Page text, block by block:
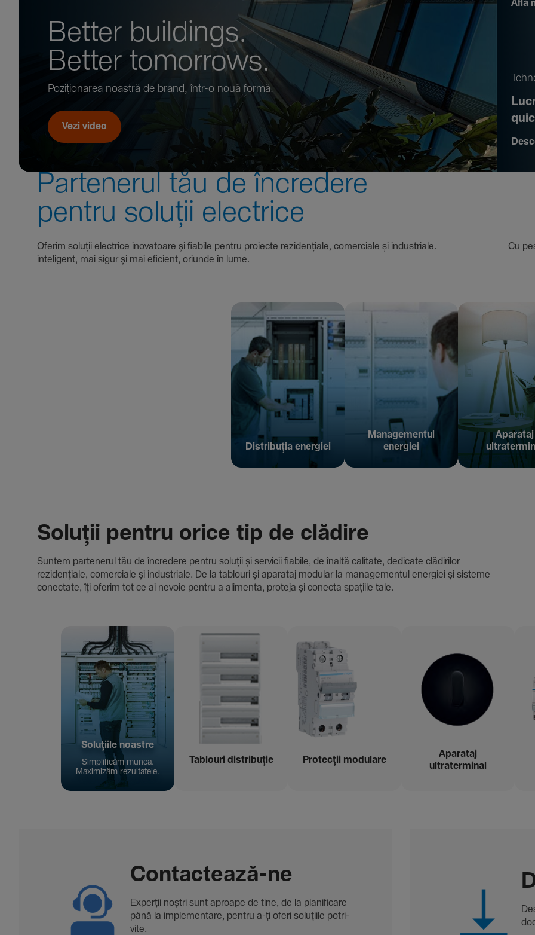
Better buil­dings.
Better tomor­rows.
Pozi­țio­narea noastră de brand, într-o nouă formă.
Vezi video
Află
Parte­nerul tău de încre­dere
pentru soluții electrice
Oferim soluții electrice inova­toare și fiabile pentru proiecte rezi­den­țiale, comer­ciale și indus­triale. Cu peste
inte­li­gent, mai sigur și mai eficient, oriunde în lume.
Distribuția energiei
Managementul
energiei
Aparataj
Soluții pentru orice tip de clădire
Suntem parte­nerul tău de încre­dere pentru soluții și servicii fiabile, de înaltă cali­tate, dedi­cate clădi­rilor
rezi­den­țiale, comer­ciale și indus­triale. De la tablouri și aparataj modular la managementul energiei și sisteme
conec­tate, îți oferim tot ce ai nevoie pentru a alimenta, proteja și conecta spațiile tale.
Solu­țiile noastre
Simpli­ficăm munca.
Maxi­mizăm rezul­ta­tele.
Tablouri distribuție Protecții modu­lare
Aparataj
ultraterminal
Contac­tează-ne
Experții noștri sunt aproape de tine, de la plani­fi­care
până la imple­men­tare, pentru a-ți oferi solu­țiile potri­
vite.